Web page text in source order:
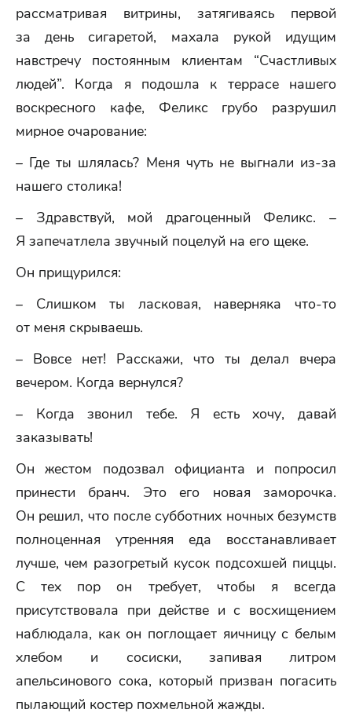
рассматривая витрины, затягиваясь первой
за день сигаретой, махала рукой идущим
навстречу постоянным клиентам “Счастливых
людей”. Когда я подошла к террасе нашего
воскресного кафе, Феликс грубо разрушил
мирное очарование:
– Где ты шлялась? Меня чуть не выгнали из-за
нашего столика!
– Здравствуй, мой драгоценный Феликс. –
Я запечатлела звучный поцелуй на его щеке.
Он прищурился:
– Слишком ты ласковая, наверняка что-то
от меня скрываешь.
– Вовсе нет! Расскажи, что ты делал вчера
вечером. Когда вернулся?
– Когда звонил тебе. Я есть хочу, давай
заказывать!
Он жестом подозвал официанта и попросил
принести бранч. Это его новая заморочка.
Он решил, что после субботних ночных безумств
полноценная утренняя еда восстанавливает
лучше, чем разогретый кусок подсохшей пиццы.
С тех пор он требует, чтобы я всегда
присутствовала при действе и с восхищением
наблюдала, как он поглощает яичницу с белым
хлебом и сосиски, запивая литром
апельсинового сока, который призван погасить
пылающий костер похмельной жажды.